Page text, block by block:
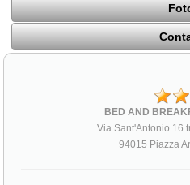
BED AND
Via Sant'Antonio 16
94015 Piazza